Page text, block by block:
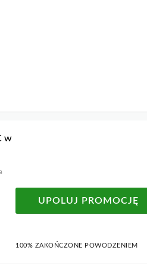
w
UPOLUJ PROMOCJĘ
100% ZAKOŃCZONE POWODZENIEM